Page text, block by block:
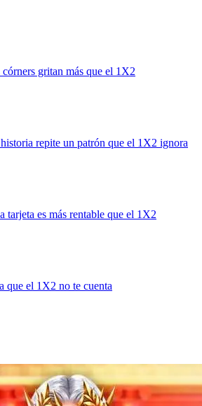
gritan más que el 1X2
repite un patrón que el 1X2 ignora
es más rentable que el 1X2
que el 1X2 no te cuenta